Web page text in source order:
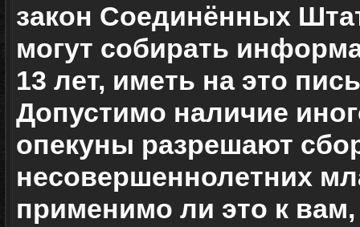
закон Соединённых
могут собирать
13 лет, иметь на это
Допустимо наличие
опекуны разрешают
несовершеннолетних
применимо ли это к